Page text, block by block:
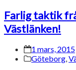
Farlig taktik
Västlänken!
1 mars, 2015
Göteborg